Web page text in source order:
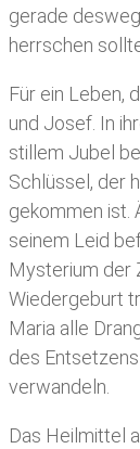
gerade
herrschen
Für ein Leben,
und Josef. In
stillem Jubel
Schlüssel, der
gekommen ist.
seinem Leid
Mysterium der
Wiedergeburt
Maria alle
des
verwandeln.
Das Heilmittel